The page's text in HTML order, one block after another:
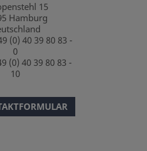
15
Hamburg
(0) 40 39 80 83 -
0
(0) 40 39 80 83 -
10